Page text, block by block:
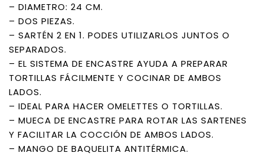
– DIAMETRO: 24 CM.
– DOS PIEZAS.
– SARTÉN 2 EN 1. PODES UTILIZARLOS JUNTOS O
SEPARADOS.
– EL SISTEMA DE ENCASTRE AYUDA A PREPARAR
TORTILLAS FÁCILMENTE Y COCINAR DE AMBOS
LADOS.
– IDEAL PARA HACER OMELETTES O TORTILLAS.
– MUECA DE ENCASTRE PARA ROTAR LAS SARTENES
Y FACILITAR LA COCCIÓN DE AMBOS LADOS.
– MANGO DE BAQUELITA ANTITÉRMICA.